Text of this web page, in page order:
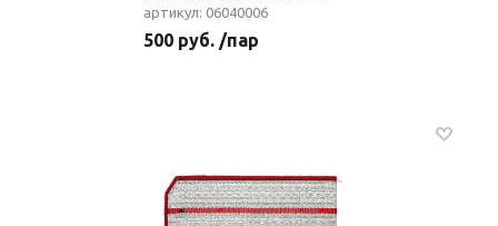
артикул: 06040006
500 руб. /пар